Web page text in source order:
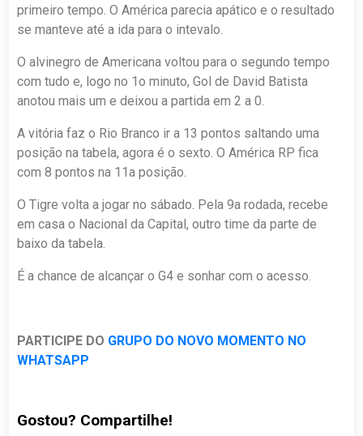
primeiro tempo. O América parecia apático e o resultado
se manteve até a ida para o intevalo.
O alvinegro de Americana voltou para o segundo tempo
com tudo e, logo no 1o minuto, Gol de David Batista
anotou mais um e deixou a partida em 2 a 0.
A vitória faz o Rio Branco ir a 13 pontos saltando uma
posição na tabela, agora é o sexto. O América RP fica
com 8 pontos na 11a posição.
O Tigre volta a jogar no sábado. Pela 9a rodada, recebe
em casa o Nacional da Capital, outro time da parte de
baixo da tabela.
É a chance de alcançar o G4 e sonhar com o acesso.
PARTICIPE DO GRUPO DO NOVO MOMENTO NO
WHATSAPP
Gostou? Compartilhe!